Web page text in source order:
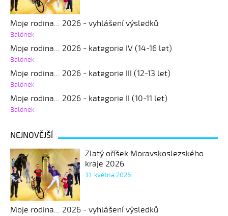
Moje rodina... 2026 - vyhlášení výsledků
Balónek
Moje rodina... 2026 - kategorie IV (14-16 let)
Balónek
Moje rodina... 2026 - kategorie III (12-13 let)
Balónek
Moje rodina... 2026 - kategorie II (10-11 let)
Balónek
NEJNOVĚJŠÍ
Zlatý oříšek Moravskoslezského
kraje 2026
31. května 2026
Moje rodina... 2026 - vyhlášení výsledků